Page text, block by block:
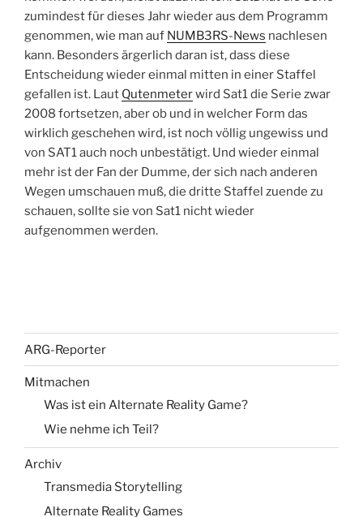
zumindest für dieses Jahr wieder aus dem Programm
genommen, wie man auf NUMB3RS-News nachlesen
kann. Besonders ärgerlich daran ist, dass diese
Entscheidung wieder einmal mitten in einer Staffel
gefallen ist. Laut Qutenmeterwird Sat1 die Serie zwar
2008 fortsetzen, aber ob und in welcher Form das
wirklich geschehen wird, ist noch völlig ungewiss und
von SAT1 auch noch unbestätigt. Und wieder einmal
mehr ist der Fan der Dumme, der sich nach anderen
Wegen umschauen muß, die dritte Staffel zuende zu
schauen, sollte sie von Sat1 nicht wieder
aufgenommen werden.
ARG-Reporter
Mitmachen
Was ist ein Alternate Reality Game?
Wie nehme ich Teil?
Archiv
Transmedia Storytelling
Alternate Reality Games